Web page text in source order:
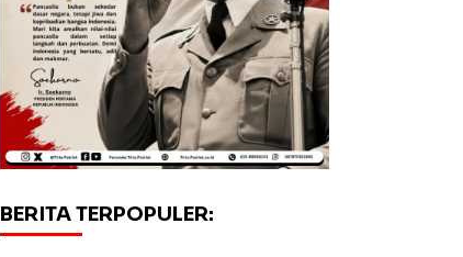
BERITA TERPOPULER: